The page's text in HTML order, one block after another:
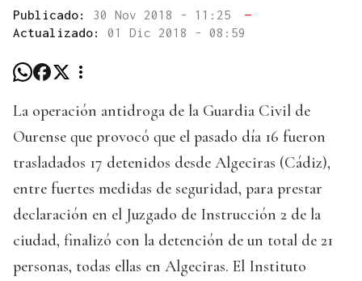
Publicado: 30 Nov 2018 - 11:25
—
Actualizado: 01 Dic 2018 - 08:59
La operación antidroga de la Guardia Civil de
Ourense que provocó que el pasado día 16 fueron
trasladados 17 detenidos desde Algeciras (Cádiz),
entre fuertes medidas de seguridad, para prestar
declaración en el Juzgado de Instrucción 2 de la
ciudad, finalizó con la detención de un total de 21
personas, todas ellas en Algeciras. El Instituto